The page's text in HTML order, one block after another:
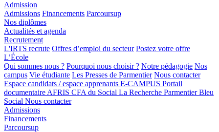
Admission
Admissions Financements Parcoursup
Nos diplômes
Actualités et agenda
Recrutement
L'IRTS recrute Offres d’emploi du secteur Postez votre offre
L’École
Qui sommes nous ? Pourquoi nous choisir ? Notre pédagogie Nos
campus Vie étudiante Les Presses de Parmentier Nous contacter
Espace candidats / espace apprenants E-CAMPUS Portail
documentaire AFRIS CFA du Social La Recherche Parmentier Bleu
Social Nous contacter
Admissions
Financements
Parcoursup